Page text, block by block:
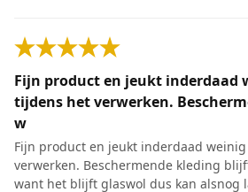
Fijn product en jeukt inderdaad
tijdens het verwerken.
w
Fijn product en jeukt inderdaad
verwerken. Beschermende kleding
want het blijft glaswol dus kan alsnog